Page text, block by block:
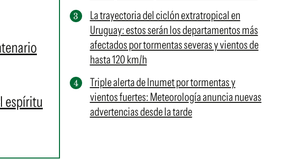
espíritu
La trayectoria del ciclón extratropical en
Uruguay: estos serán los departamentos más
afectados por tormentas severas y vientos de
hasta 120 km/h
Triple alerta de Inumet por tormentas y
vientos fuertes: Meteorología anuncia nuevas
advertencias desde la tarde